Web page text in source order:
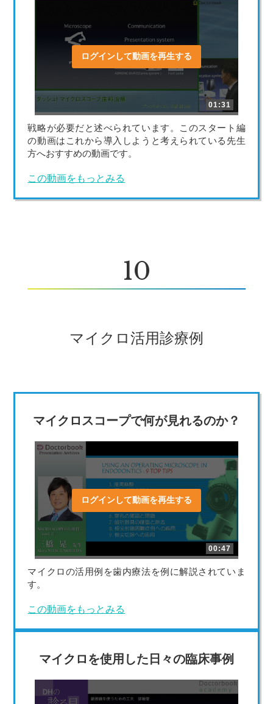
ログインして動画を再生する
01:31
戦略が必要だと述べられています。このスタート編
の動画はこれから導入しようと考えられている先生
方へおすすめの動画です。
この動画をもっとみる
10
マイクロ活用診療例
マイクロスコープで何が見れるのか？
ログインして動画を再生する
00:47
マイクロの活用例を歯内療法を例に解説されていま
す。
この動画をもっとみる
マイクロを使用した日々の臨床事例